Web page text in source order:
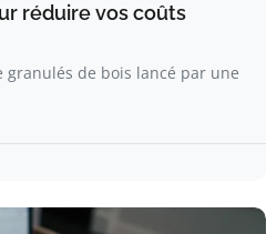
réduire vos coûts
granulés de bois lancé par une